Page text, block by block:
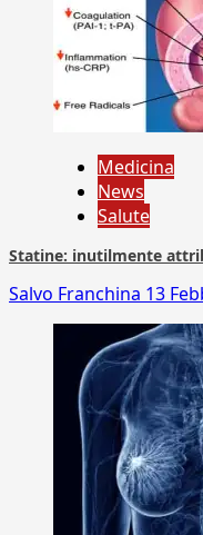
Medicina
News
Salute
Statine: inutilmente
Salvo Franchina 13